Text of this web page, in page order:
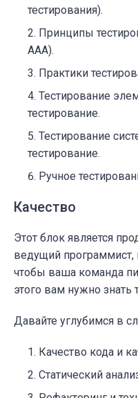
тестирования).
Принципы
AAA).
Практики
Тестирование
тестирование.
Тестирование
тестирование.
Ручное
Качество
Этот блок является
ведущий
чтобы ваша команда
этого вам нужно знать
Давайте углубимся в
Качество кода и
Статический